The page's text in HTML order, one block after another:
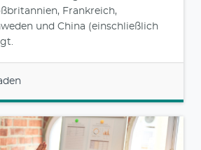
Frankreich,
und China (einschließlich